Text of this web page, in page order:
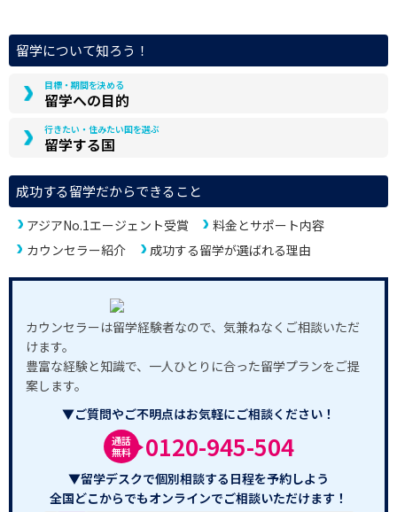
留学について知ろう！
目標・期間を決める
留学への目的
行きたい・住みたい国を選ぶ
留学する国
成功する留学だからできること
アジアNo.1エージェント受賞
料金とサポート内容
カウンセラー紹介
成功する留学が選ばれる理由
カウンセラーは留学経験者なので、気兼ねなくご相談いただ
けます。
豊富な経験と知識で、一人ひとりに合った留学プランをご提
案します。
▼ご質問やご不明点はお気軽にご相談ください！
通話
無料
0120-945-504
▼留学デスクで個別相談する日程を予約しよう
全国どこからでもオンラインでご相談いただけます！